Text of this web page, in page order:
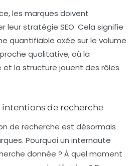
les marques doivent
leur stratégie SEO. Cela signifie
quantifiable axée sur le volume
qualitative, où la
et la structure jouent des rôles
de recherche
de recherche est désormais
Pourquoi un internaute
donnée ? À quel moment